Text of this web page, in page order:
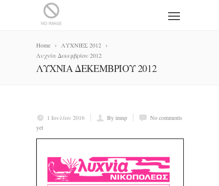
Home
ΛΥΧΝΙΕΣ 2012
Λυχνία Δεκεμβρίου 2012
ΛΥΧΝΊΑ ΔΕΚΕΜΒΡΊΟΥ 2012
1 Ιουλίου 2016 By imnp
No comments
yet